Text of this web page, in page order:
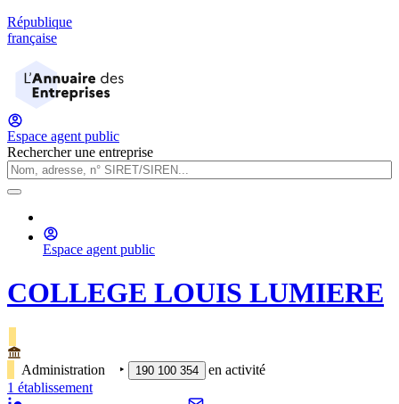
République
française
Espace agent public
Rechercher une entreprise
Espace agent public
COLLEGE LOUIS LUMIERE
Administration ‣ 190 100 354
en activité
1 établissement